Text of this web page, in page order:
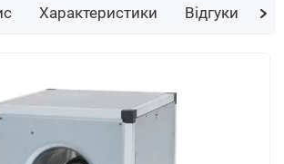
Характеристики Відгуки